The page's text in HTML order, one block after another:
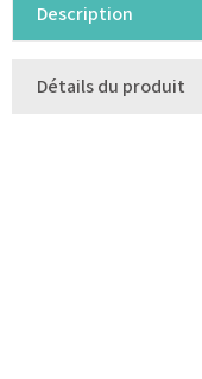
Description
Détails du produit